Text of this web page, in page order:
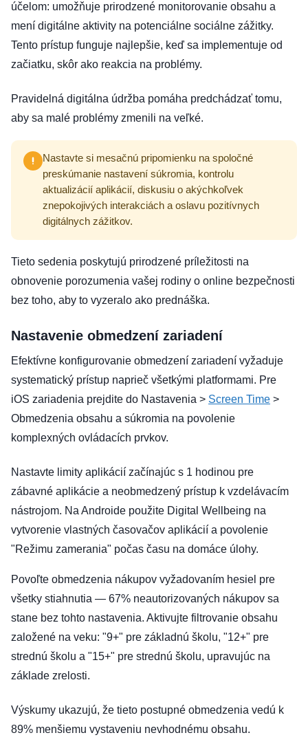
účelom: umožňuje prirodzené monitorovanie obsahu a
mení digitálne aktivity na potenciálne sociálne zážitky.
Tento prístup funguje najlepšie, keď sa implementuje od
začiatku, skôr ako reakcia na problémy.
Pravidelná digitálna údržba pomáha predchádzať tomu,
aby sa malé problémy zmenili na veľké.
Nastavte si mesačnú pripomienku na spoločné
preskúmanie nastavení súkromia, kontrolu
aktualizácií aplikácií, diskusiu o akýchkoľvek
znepokojivých interakciách a oslavu pozitívnych
digitálnych zážitkov.
Tieto sedenia poskytujú prirodzené príležitosti na
obnovenie porozumenia vašej rodiny o online bezpečnosti
bez toho, aby to vyzeralo ako prednáška.
Nastavenie obmedzení zariadení
Efektívne konfigurovanie obmedzení zariadení vyžaduje
systematický prístup naprieč všetkými platformami. Pre
iOS zariadenia prejdite do Nastavenia > Screen Time >
Obmedzenia obsahu a súkromia na povolenie
komplexných ovládacích prvkov.
Nastavte limity aplikácií začínajúc s 1 hodinou pre
zábavné aplikácie a neobmedzený prístup k vzdelávacím
nástrojom. Na Androide použite Digital Wellbeing na
vytvorenie vlastných časovačov aplikácií a povolenie
"Režimu zamerania" počas času na domáce úlohy.
Povoľte obmedzenia nákupov vyžadovaním hesiel pre
všetky stiahnutia — 67% neautorizovaných nákupov sa
stane bez tohto nastavenia. Aktivujte filtrovanie obsahu
založené na veku: "9+" pre základnú školu, "12+" pre
strednú školu a "15+" pre strednú školu, upravujúc na
základe zrelosti.
Výskumy ukazujú, že tieto postupné obmedzenia vedú k
89% menšiemu vystaveniu nevhodnému obsahu.